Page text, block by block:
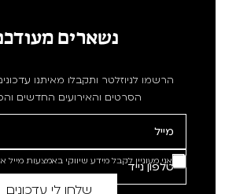
נשארים
הרשמו לניוזלטר ותקבלו מאיתנו
הסרטים והאירועים החדשים
אני מעוניין לקבל מידע שיווקי באמצעות מייל